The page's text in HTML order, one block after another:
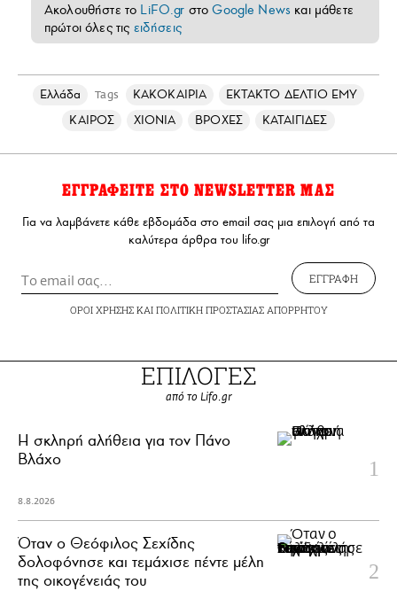
Ακολουθήστε το LiFO.gr στοGoogle News και μάθετε
πρώτοι όλες τις ειδήσεις
Ελλάδα Tags ΚΑΚΟΚΑΙΡΙΑ
ΕΚΤΑΚΤΟ ΔΕΛΤΙΟ ΕΜΥ
ΚΑΙΡΟΣ
ΧΙΟΝΙΑ ΒΡΟΧΕΣ ΚΑΤΑΙΓΙΔΕΣ
ΕΓΓΡΑΦΕΙΤΕ ΣΤΟ NEWSLETTER ΜΑΣ
Για να λαμβάνετε κάθε εβδομάδα στο email σας μια επιλογή από τα
καλύτερα άρθρα του lifo.gr
ΕΓΓΡΑΦΗ
ΟΡΟΙ ΧΡΗΣΗΣΚΑΙ ΠΟΛΙΤΙΚΗ ΠΡΟΣΤΑΣΙΑΣ ΑΠΟΡΡΗΤΟΥ
ΕΠΙΛΟΓΕΣ
από το Lifo.gr
H σκληρή αλήθεια για τον Πάνο
Βλάχο
8.8.2026
Όταν ο Θεόφιλος Σεχίδης
δολοφόνησε και τεμάχισε πέντε μέλη
της οικογένειάς του